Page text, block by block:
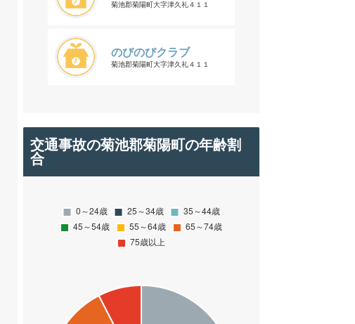
菊池郡菊陽町大字津久礼４１１
のびのびクラブ
菊池郡菊陽町大字津久礼４１１
交通事故の菊池郡菊陽町の年齢割
合